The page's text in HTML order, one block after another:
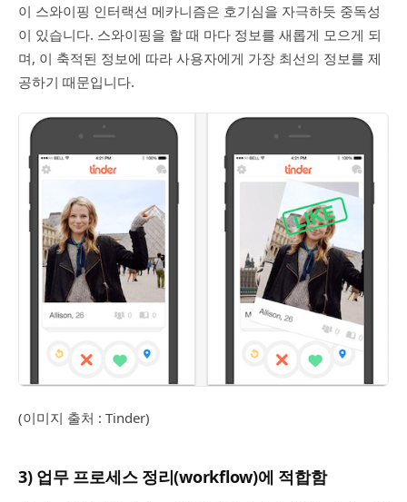
이 스와이핑 인터랙션 메카니즘은 호기심을 자극하듯 중독성
이 있습니다. 스와이핑을 할 때 마다 정보를 새롭게 모으게 되
며, 이 축적된 정보에 따라 사용자에게 가장 최선의 정보를 제
공하기 때문입니다.
(이미지 출처 : Tinder)
3) 업무 프로세스 정리(workflow)에 적합함